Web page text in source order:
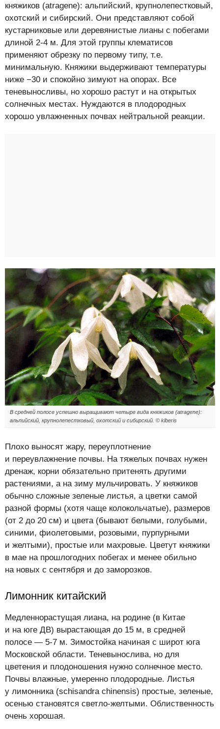
княжиков (atragene): альпийский, крупнолепестковый,
охотский и сибирский. Они представляют собой
кустарниковые или деревянистые лианы с побегами
длиной 2-4 м. Для этой группы клематисов
применяют обрезку по первому типу, т.е.
минимальную. Княжики выдерживают температуры
ниже −30 и спокойно зимуют на опорах. Все
теневыносливы, но хорошо растут и на открытых
солнечных местах. Нуждаются в плодородных
хорошо увлажненных почвах нейтральной реакции.
В средней полосе успешно выращивают четыре вида княжиков (atragene):
альпийский, крупнолепестковый, охотский и сибирский. © kiberis
Плохо выносят жару, переуплотнение
и переувлажнение почвы. На тяжелых почвах нужен
дренаж, корни обязательно притенять другими
растениями, а на зиму мульчировать. У княжиков
обычно сложные зеленые листья, а цветки самой
разной формы (хотя чаще колокольчатые), размеров
(от 2 до 20 см) и цвета (бывают белыми, голубыми,
синими, фиолетовыми, розовыми, пурпурными
и желтыми), простые или махровые. Цветут княжики
в мае на прошлогодних побегах и менее обильно
на новых с сентября и до заморозков.
Лимонник китайский
Медленнорастущая лиана, на родине (в Китае
и на юге ДВ) вырастающая до 15 м, в средней
полосе — 5-7 м. Зимостойка начиная с широт юга
Московской области. Теневынослива, но для
цветения и плодоношения нужно солнечное место.
Почвы влажные, умеренно плодородные. Листья
у лимонника (schisandra chinensis) простые, зеленые,
осенью становятся светло-желтыми. Облиственность
очень хорошая.